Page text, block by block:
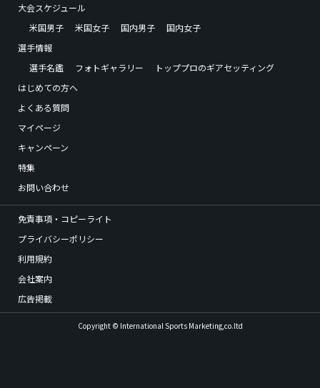
大会スケジュール
米国男子
米国女子 国内男子
国内女子
選手情報
選手名鑑
フォトギャラリー
トッププロのギアセッティング
はじめての方へ
よくある質問
マイページ
キャンペーン
特集
お問い合わせ
免責事項・コピーライト
プライバシーポリシー
利用規約
会社案内
広告掲載
Copyright © International Sports Marketing,co.ltd